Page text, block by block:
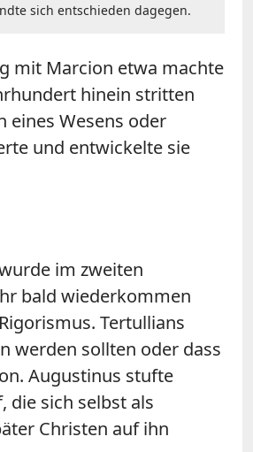
sich entschieden dagegen.
mit Marcion etwa machte
hinein stritten
eines Wesens oder
und entwickelte sie
im zweiten
bald wiederkommen
Tertullians
werden sollten oder dass
Augustinus stufte
die sich selbst als
Christen auf ihn